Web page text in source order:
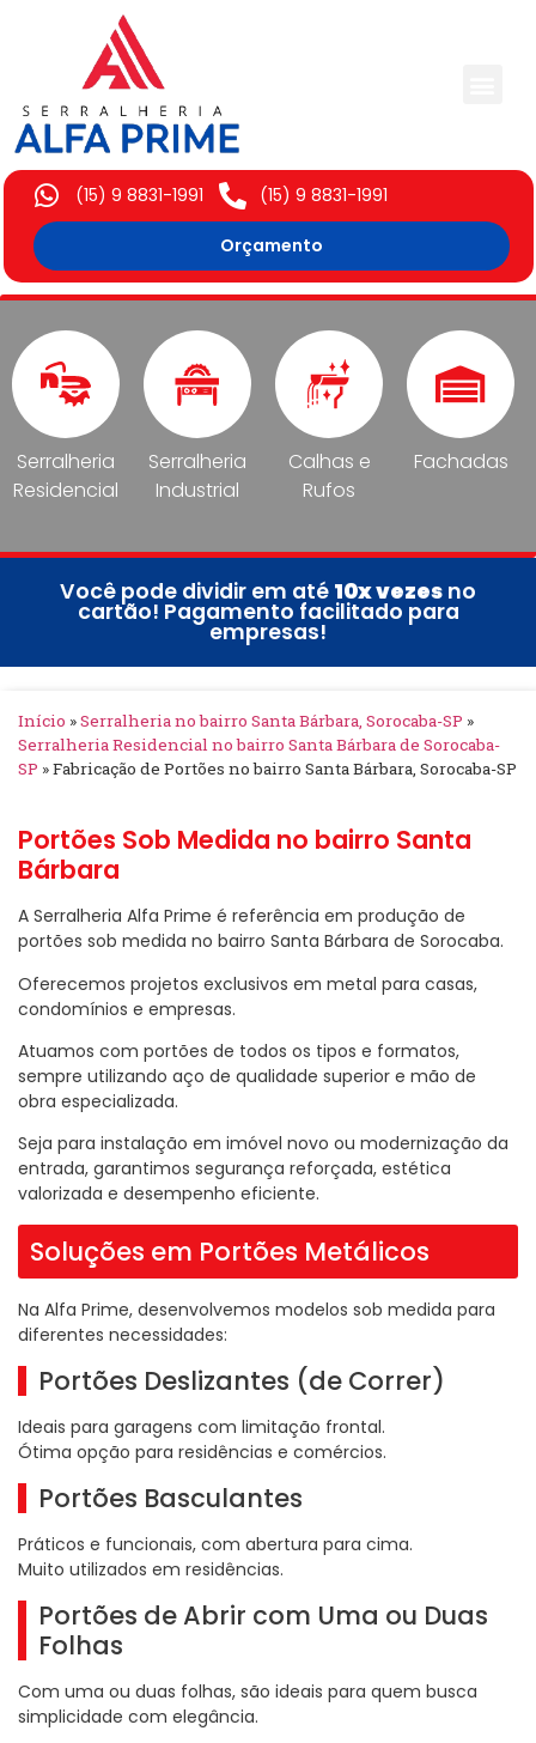
(15) 9 8831-1991 (15) 9 8831-1991
Orçamento
Serralheria
Residencial
Serralheria
Industrial
Calhas e
Rufos
Fachadas
Você pode dividir em até 10x vezes no
cartão! Pagamento facilitado para
empresas!
Início »Serralheria no bairro Santa Bárbara, Sorocaba-SP »
Serralheria Residencial no bairro Santa Bárbara de Sorocaba-
SP »Fabricação de Portões no bairro Santa Bárbara, Sorocaba-SP
Portões Sob Medida no bairro Santa
Bárbara
A Serralheria Alfa Prime é referência em produção de
portões sob medida no bairro Santa Bárbara de Sorocaba.
Oferecemos projetos exclusivos em metal para casas,
condomínios e empresas.
Atuamos com portões de todos os tipos e formatos,
sempre utilizando aço de qualidade superior e mão de
obra especializada.
Seja para instalação em imóvel novo ou modernização da
entrada, garantimos segurança reforçada, estética
valorizada e desempenho eficiente.
Soluções em Portões Metálicos
Na Alfa Prime, desenvolvemos modelos sob medida para
diferentes necessidades:
Portões Deslizantes (de Correr)
Ideais para garagens com limitação frontal.
Ótima opção para residências e comércios.
Portões Basculantes
Práticos e funcionais, com abertura para cima.
Muito utilizados em residências.
Portões de Abrir com Uma ou Duas
Folhas
Com uma ou duas folhas, são ideais para quem busca
simplicidade com elegância.